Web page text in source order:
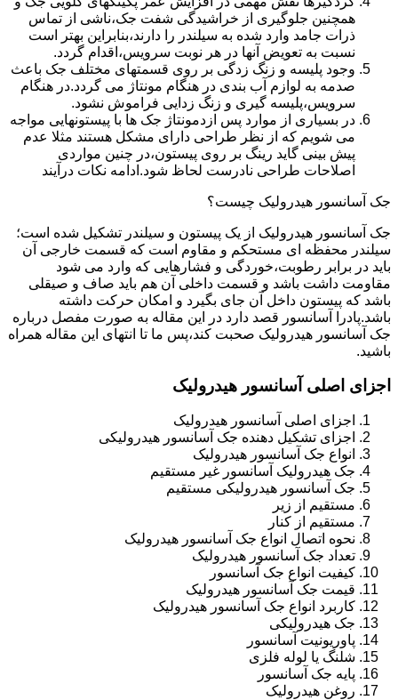
همچنین جلوگیری از خراشیدگی شفت جک،ناشی از تماس
ذرات جامد وارد شده به سیلندر را دارند،بنابراین بهتر است
نسبت به تعویض آنها در هر نوبت سرویس،اقدام گردد.
وجود پلیسه و زنگ زدگی بر روی قسمتهای مختلف جک باعث
صدمه به لوازم آب بندی در هنگام مونتاژ می گردد.در هنگام
سرویس،پلیسه گیری و زنگ زدایی فراموش نشود.
در بسیاری از موارد پس ازدمونتاژ جک ها با پیستونهایی مواجه
می شویم که از نظر طراحی دارای مشکل هستند مثلا عدم
پیش بینی گاید رینگ بر روی پیستون،در چنین مواردی
اصلاحات طراحی نادرست لحاظ شود.ادامه نکات درآیند
جک آسانسور هیدرولیک چیست؟
جک آسانسور هیدرولیک از یک پیستون و سیلندر تشکیل شده است؛
سیلندر محفظه ای مستحکم و مقاوم است که قسمت خارجی آن
باید در برابر رطوبت،خوردگی و فشارهایی که وارد می شود
مقاومت داشت باشد و قسمت داخلی آن هم باید صاف و صیقلی
باشد که پیستون داخل آن جای بگیرد و امکان حرکت داشته
باشد.پادرا آسانسور قصد دارد در این مقاله به صورت مفصل درباره
جک آسانسور هیدرولیک صحبت کند،پس ما تا انتهای این مقاله همراه
باشید.
اجزای اصلی آسانسور هیدرولیک
اجزای اصلی آسانسور هیدرولیک
اجزای تشکیل دهنده جک آسانسور هیدرولیکی
انواع جک آسانسور هیدرولیک
جک هیدرولیک آسانسور غیر مستقیم
جک آسانسور هیدرولیکی مستقیم
مستقیم از زیر
مستقیم از کنار
نحوه اتصال انواع جک آسانسور هیدرولیک
تعداد جک آسانسور هیدرولیک
کیفیت انواع جک آسانسور
قیمت جک آسانسور هیدرولیک
کاربرد انواع جک آسانسور هیدرولیک
جک هیدرولیکی
پاوریونیت آسانسور
شلنگ یا لوله فلزی
پایه جک آسانسور
روغن هیدرولیک